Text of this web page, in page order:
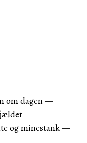
om dagen —
og minestank —